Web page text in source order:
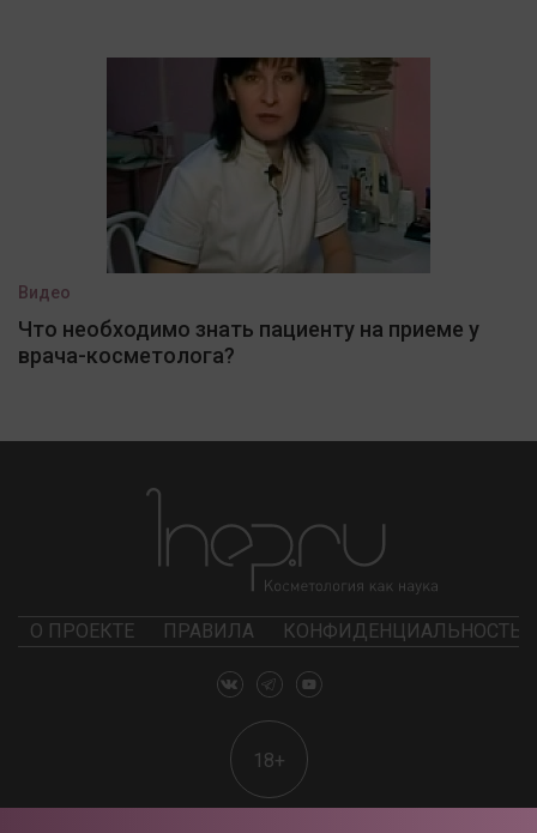
Видео
Что необходимо знать пациенту на приеме у
врача-косметолога?
О ПРОЕКТЕ ПРАВИЛА КОНФИДЕНЦИАЛЬНОСТЬ
18+